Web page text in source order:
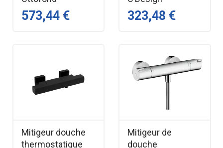
573,44 € 323,48 €
Mitigeur douche
thermostatique
Mitigeur de
douche